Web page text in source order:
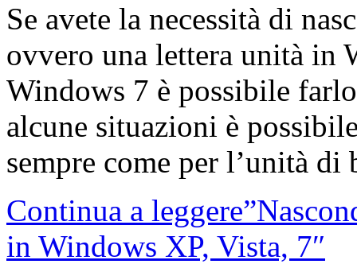
Se avete la necessità di
ovvero una lettera unità in
Windows 7 è possibile
alcune situazioni è
sempre come per l’unità di
Continua a
in Windows XP, Vista, 7″